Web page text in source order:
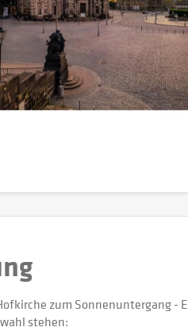
zum Sonnenuntergang
stehen: